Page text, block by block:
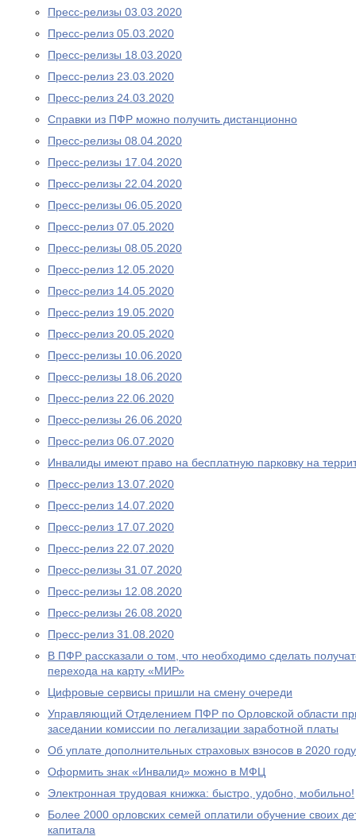
Пресс-релизы 03.03.2020
Пресс-релиз 05.03.2020
Пресс-релизы 18.03.2020
Пресс-релиз 23.03.2020
Пресс-релиз 24.03.2020
Справки из ПФР можно получить дистанционно
Пресс-релизы 08.04.2020
Пресс-релизы 17.04.2020
Пресс-релизы 22.04.2020
Пресс-релизы 06.05.2020
Пресс-релиз 07.05.2020
Пресс-релизы 08.05.2020
Пресс-релиз 12.05.2020
Пресс-релиз 14.05.2020
Пресс-релиз 19.05.2020
Пресс-релиз 20.05.2020
Пресс-релизы 10.06.2020
Пресс-релизы 18.06.2020
Пресс-релиз 22.06.2020
Пресс-релизы 26.06.2020
Пресс-релиз 06.07.2020
Инвалиды имеют право на бесплатную парковку на
Пресс-релиз 13.07.2020
Пресс-релиз 14.07.2020
Пресс-релиз 17.07.2020
Пресс-релиз 22.07.2020
Пресс-релизы 31.07.2020
Пресс-релизы 12.08.2020
Пресс-релизы 26.08.2020
Пресс-релиз 31.08.2020
В ПФР рассказали о том, что необходимо сделать
перехода на карту «МИР»
Цифровые сервисы пришли на смену очереди
Управляющий Отделением ПФР по Орловской области
заседании комиссии по легализации заработной платы
Об уплате дополнительных страховых взносов в 2020 году
Оформить знак «Инвалид» можно в МФЦ
Электронная трудовая книжка: быстро, удобно, мобильно!
Более 2000 орловских семей оплатили обучение своих
капитала